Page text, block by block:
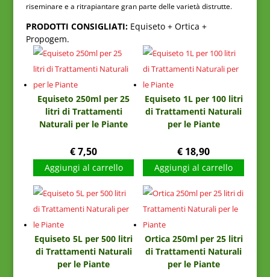
riseminare e a ritrapiantare gran parte delle varietà distrutte.
PRODOTTI CONSIGLIATI: Equiseto + Ortica +
Propogem.
Equiseto 250ml per 25
litri di Trattamenti
Naturali per le Piante
€7,50
Aggiungi al carrello
Equiseto 1L per 100 litri
di Trattamenti Naturali
per le Piante
€ 18,90
Aggiungi al carrello
Equiseto 5L per 500 litri
di Trattamenti Naturali
per le Piante
Ortica 250ml per 25 litri
di Trattamenti Naturali
per le Piante